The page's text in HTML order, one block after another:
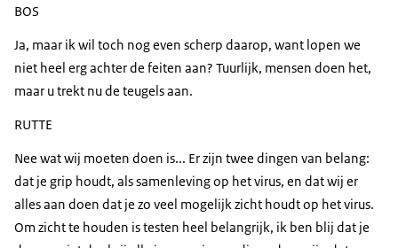
BOS
Ja, maar ik wil toch nog even scherp daarop, want lopen we
niet heel erg achter de feiten aan? Tuurlijk, mensen doen het,
maar u trekt nu de teugels aan.
RUTTE
Nee wat wij moeten doen is... Er zijn twee dingen van belang:
dat je grip houdt, als samenleving op het virus, en dat wij er
alles aan doen dat je zo veel mogelijk zicht houdt op het virus.
Om zicht te houden is testen heel belangrijk, ik ben blij dat je